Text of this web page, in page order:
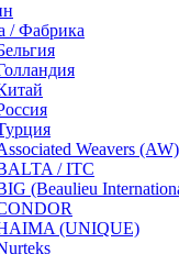
/ Фабрика
Weavers (AW)
/ ITC
(Beaulieu
(UNIQUE)